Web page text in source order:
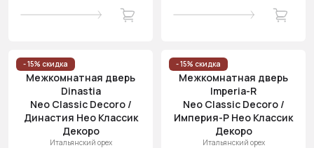
- 15% скидка
Межкомнатная дверь
Dinastia
Neo Classic Decoro /
Династия Нео Классик
Декоро
Итальянский орех
- 15% скидка
Межкомнатная дверь
Imperia-R
Neo Classic Decoro /
Империя-Р Нео Классик
Декоро
Итальянский орех